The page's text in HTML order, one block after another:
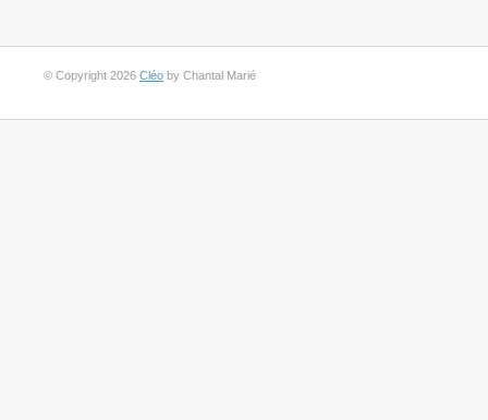
© Copyright 2026 Cléo by Chantal Marié